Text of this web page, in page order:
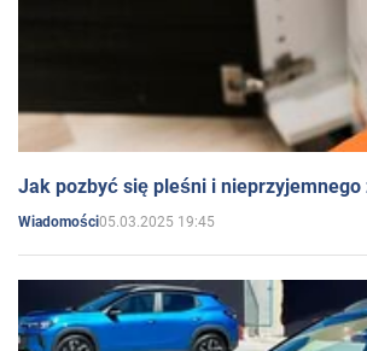
Jak pozbyć się pleśni i
Wiadomości05.03.2025 19:45